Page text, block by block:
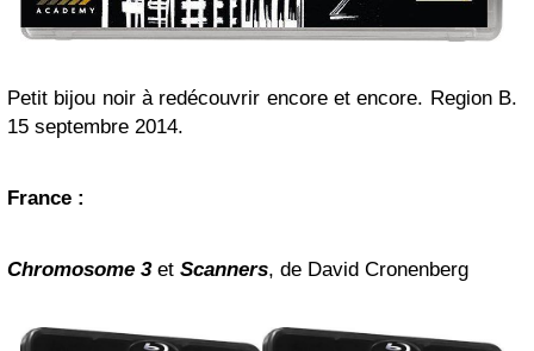
Petit bijou noir à redécouvrir encore et encore. Region B.
15 septembre 2014.
France :
Chromosome 3 et Scanners, de David Cronenberg